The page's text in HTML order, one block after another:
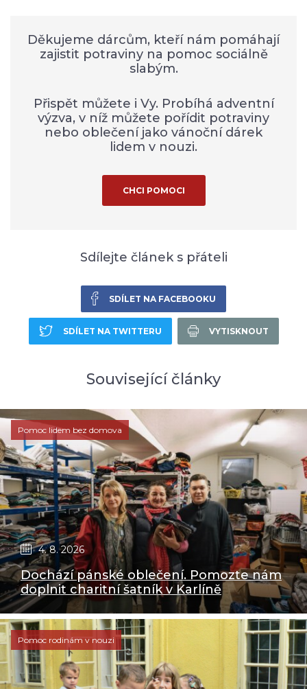
Děkujeme dárcům, kteří nám pomáhají
zajistit potraviny na pomoc sociálně
slabým.
Přispět můžete i Vy. Probíhá adventní
výzva, v níž můžete pořídit potraviny
nebo oblečení jako vánoční dárek
lidem v nouzi.
CHCI POMOCI
Sdílejte článek s přáteli
SDÍLET NA FACEBOOKU
SDÍLET NA TWITTERU VYTISKNOUT
Související články
Pomoc lidem bez domova
4. 8. 2026
Dochází pánské oblečení. Pomozte nám
doplnit charitní šatník v Karlíně
Pomoc rodinám v nouzi